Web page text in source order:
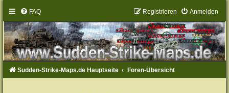
FAQ Anmelden
Registrieren
Sudden-Strike-Maps.de Hauptseite Foren-Übersicht